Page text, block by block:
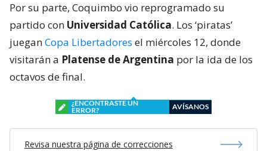
Por su parte, Coquimbo vio reprogramado su
partido con Universidad Católica. Los ‘piratas’
jueganCopa Libertadores el miércoles 12, donde
visitarán a Platense de Argentina por la ida de los
octavos de final.
¿ENCONTRASTE UN
ERROR?
AVÍSANOS
Revisa nuestra página de correcciones